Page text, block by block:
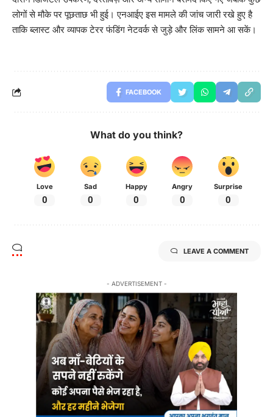
लोगों से मौके पर पूछताछ भी हुई। एनआईए इस मामले की जांच जारी रखे हुए है
ताकि ब्लास्ट और व्यापक टेरर फंडिंग नेटवर्क से जुड़े और लिंक सामने आ सकें।
FACEBOOK
What do you think?
Love
0
Sad
0
Happy
0
Angry
0
Surprise
0
LEAVE A COMMENT
- ADVERTISEMENT -